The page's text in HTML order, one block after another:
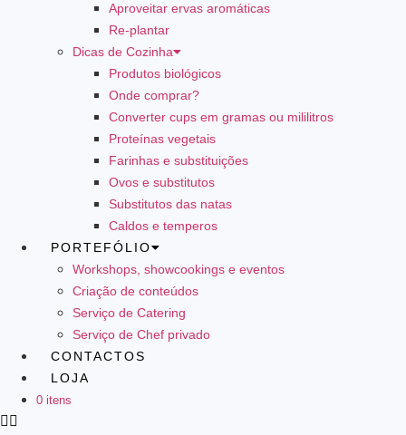
Aproveitar ervas aromáticas
Re-plantar
Dicas de Cozinha
Produtos biológicos
Onde comprar?
Converter cups em gramas ou mililitros
Proteínas vegetais
Farinhas e substituições
Ovos e substitutos
Substitutos das natas
Caldos e temperos
PORTEFÓLIO
Workshops, showcookings e eventos
Criação de conteúdos
Serviço de Catering
Serviço de Chef privado
CONTACTOS
LOJA
0 itens